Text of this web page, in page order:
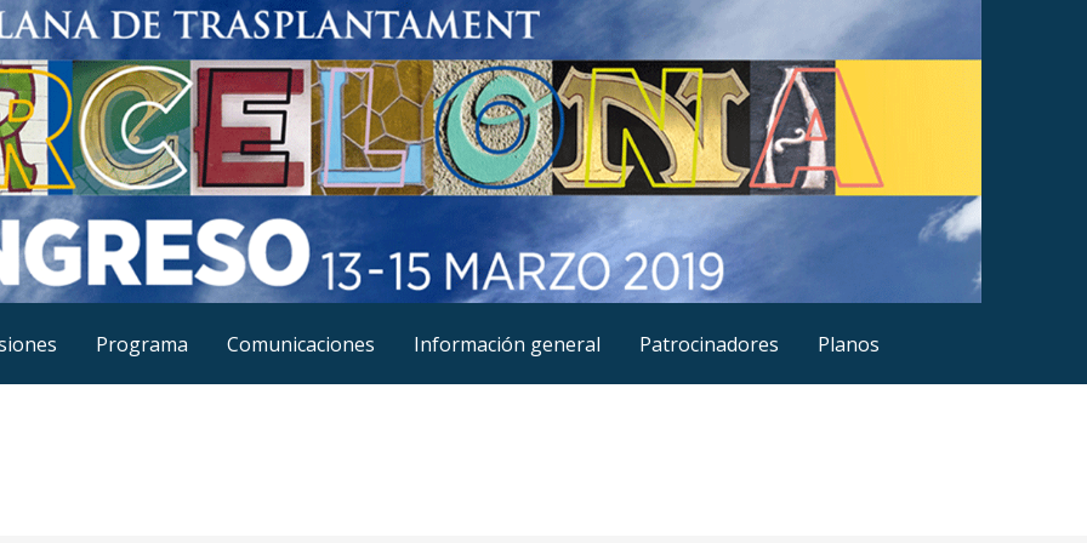
Programa Comunicaciones Información general Patrocinadores Planos